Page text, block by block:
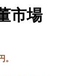
市場